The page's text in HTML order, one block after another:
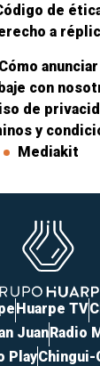
de
a
Cómo anunciar
con
de
y
Mediakit
Huarpe TV
JuanRadio
PlayChingui-